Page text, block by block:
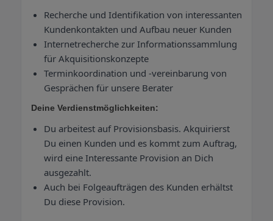
Recherche und Identifikation von interessanten
Kundenkontakten und Aufbau neuer Kunden
Internetrecherche zur Informationssammlung
für Akquisitionskonzepte
Terminkoordination und -vereinbarung von
Gesprächen für unsere Berater
Deine Verdienstmöglichkeiten:
Du arbeitest auf Provisionsbasis. Akquirierst
Du einen Kunden und es kommt zum Auftrag,
wird eine Interessante Provision an Dich
ausgezahlt.
Auch bei Folgeaufträgen des Kunden erhältst
Du diese Provision.